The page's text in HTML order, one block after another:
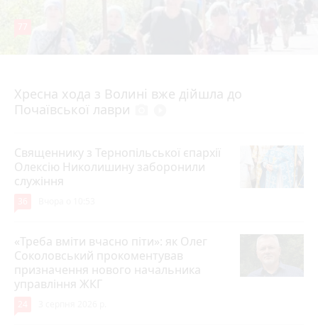
Хресна хода з Волині вже дійшла до
Почаївської лаври
Священнику з Тернопільської єпархії
Олексію Николишину заборонили
служіння
«Треба вміти вчасно піти»: як Олег
Соколовський прокоментував
призначення нового начальника
управління ЖКГ